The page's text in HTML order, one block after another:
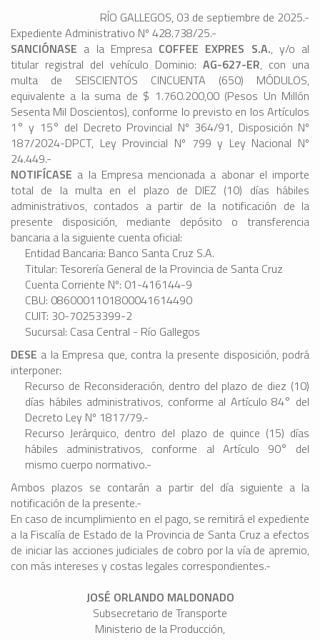
RÍO GALLEGOS, 03 de septiembre de 2025.-
Expediente Administrativo Nº 428.738/25.-
SANCIÓNASE a la Empresa COFFEE EXPRES S.A., y/o al
titular registral del vehículo Dominio: AG-627-ER, con una
multa de SEISCIENTOS CINCUENTA (650) MÓDULOS,
equivalente a la suma de $ 1.760.200,00 (Pesos Un Millón
Sesenta Mil Doscientos), conforme lo previsto en los Artículos
1° y 15° del Decreto Provincial Nº 364/91, Disposición Nº
187/2024-DPCT, Ley Provincial Nº 799 y Ley Nacional Nº
24.449.-
NOTIFÍCASE a la Empresa mencionada a abonar el importe
total de la multa en el plazo de DIEZ (10) días hábiles
administrativos, contados a partir de la notificación de la
presente disposición, mediante depósito o transferencia
bancaria a la siguiente cuenta oficial:
Entidad Bancaria: Banco Santa Cruz S.A.
Titular: Tesorería General de la Provincia de Santa Cruz
Cuenta Corriente Nº: 01-416144-9
CBU: 0860001101800041614490
CUIT: 30-70253399-2
Sucursal: Casa Central - Río Gallegos
DESE a la Empresa que, contra la presente disposición, podrá
interponer:
Recurso de Reconsideración, dentro del plazo de diez (10)
días hábiles administrativos, conforme al Artículo 84° del
Decreto Ley Nº 1817/79.-
Recurso Jerárquico, dentro del plazo de quince (15) días
hábiles administrativos, conforme al Artículo 90° del
mismo cuerpo normativo.-
Ambos plazos se contarán a partir del día siguiente a la
notificación de la presente.-
En caso de incumplimiento en el pago, se remitirá el expediente
a la Fiscalía de Estado de la Provincia de Santa Cruz a efectos
de iniciar las acciones judiciales de cobro por la vía de apremio,
con más intereses y costas legales correspondientes.-
JOSÉ ORLANDO MALDONADO
Subsecretario de Transporte
Ministerio de la Producción,